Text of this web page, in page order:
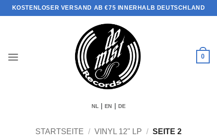
Zum
Inhalt
KOSTENLOSER VERSAND AB €75 INNERHALB DEUTSCHLAND
0
NL |EN DE
STARTSEITE / VINYL 12" LP / SEITE 2